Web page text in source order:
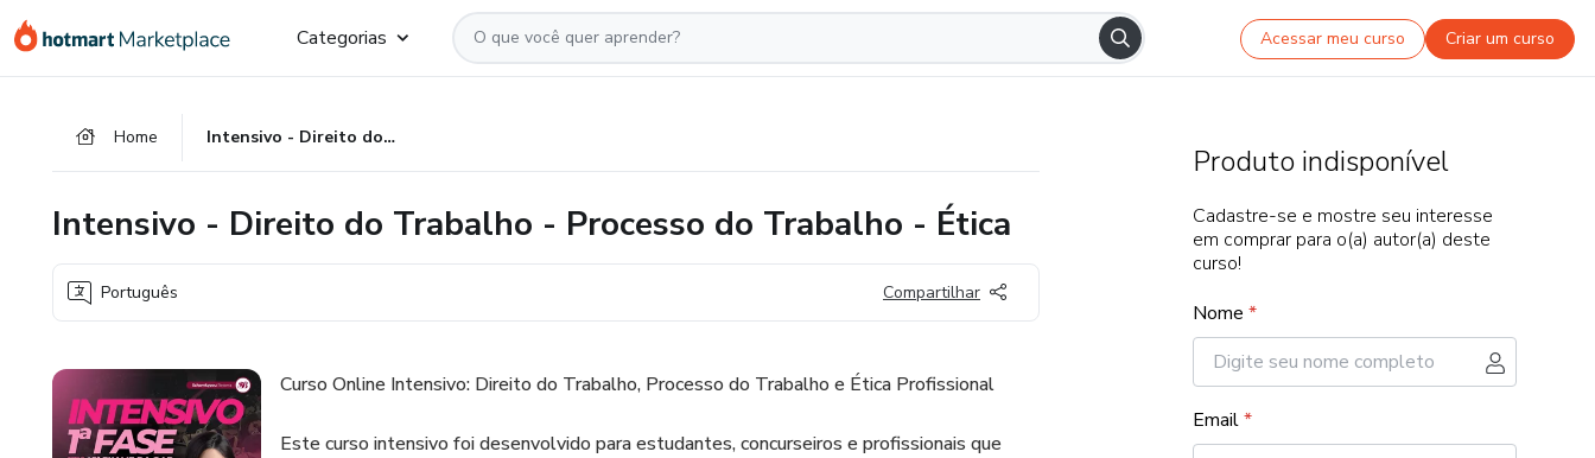
para
para
para
Categorias Acessar meu curso Criar um curso
Home Intensivo - Direito do Trabalho - Processo do Trabalho - Ética
Intensivo - Direito do Trabalho - Processo do Trabalho - Ética
Português Compartilhar
Curso Online Intensivo: Direito do Trabalho, Processo do Trabalho e Ética Profissional
Este curso intensivo foi desenvolvido para estudantes, concurseiros e profissionais que
Produto indisponível
Cadastre-se e mostre seu interesse
em comprar para o(a) autor(a) deste
curso!
Nome *
Email*